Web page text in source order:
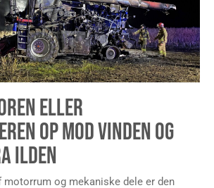
ELLER
OP MOD VINDEN OG
ILDEN
motorrum og mekaniske dele er den